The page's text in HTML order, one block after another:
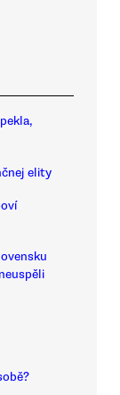
elity